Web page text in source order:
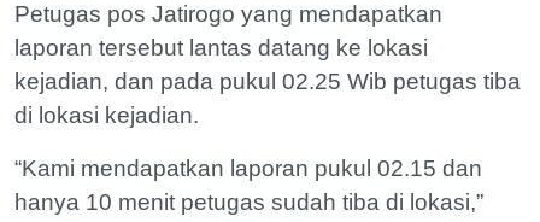
Petugas pos Jatirogo yang mendapatkan
laporan tersebut lantas datang ke lokasi
kejadian, dan pada pukul 02.25 Wib petugas tiba
di lokasi kejadian.
“Kami mendapatkan laporan pukul 02.15 dan
hanya 10 menit petugas sudah tiba di lokasi,”